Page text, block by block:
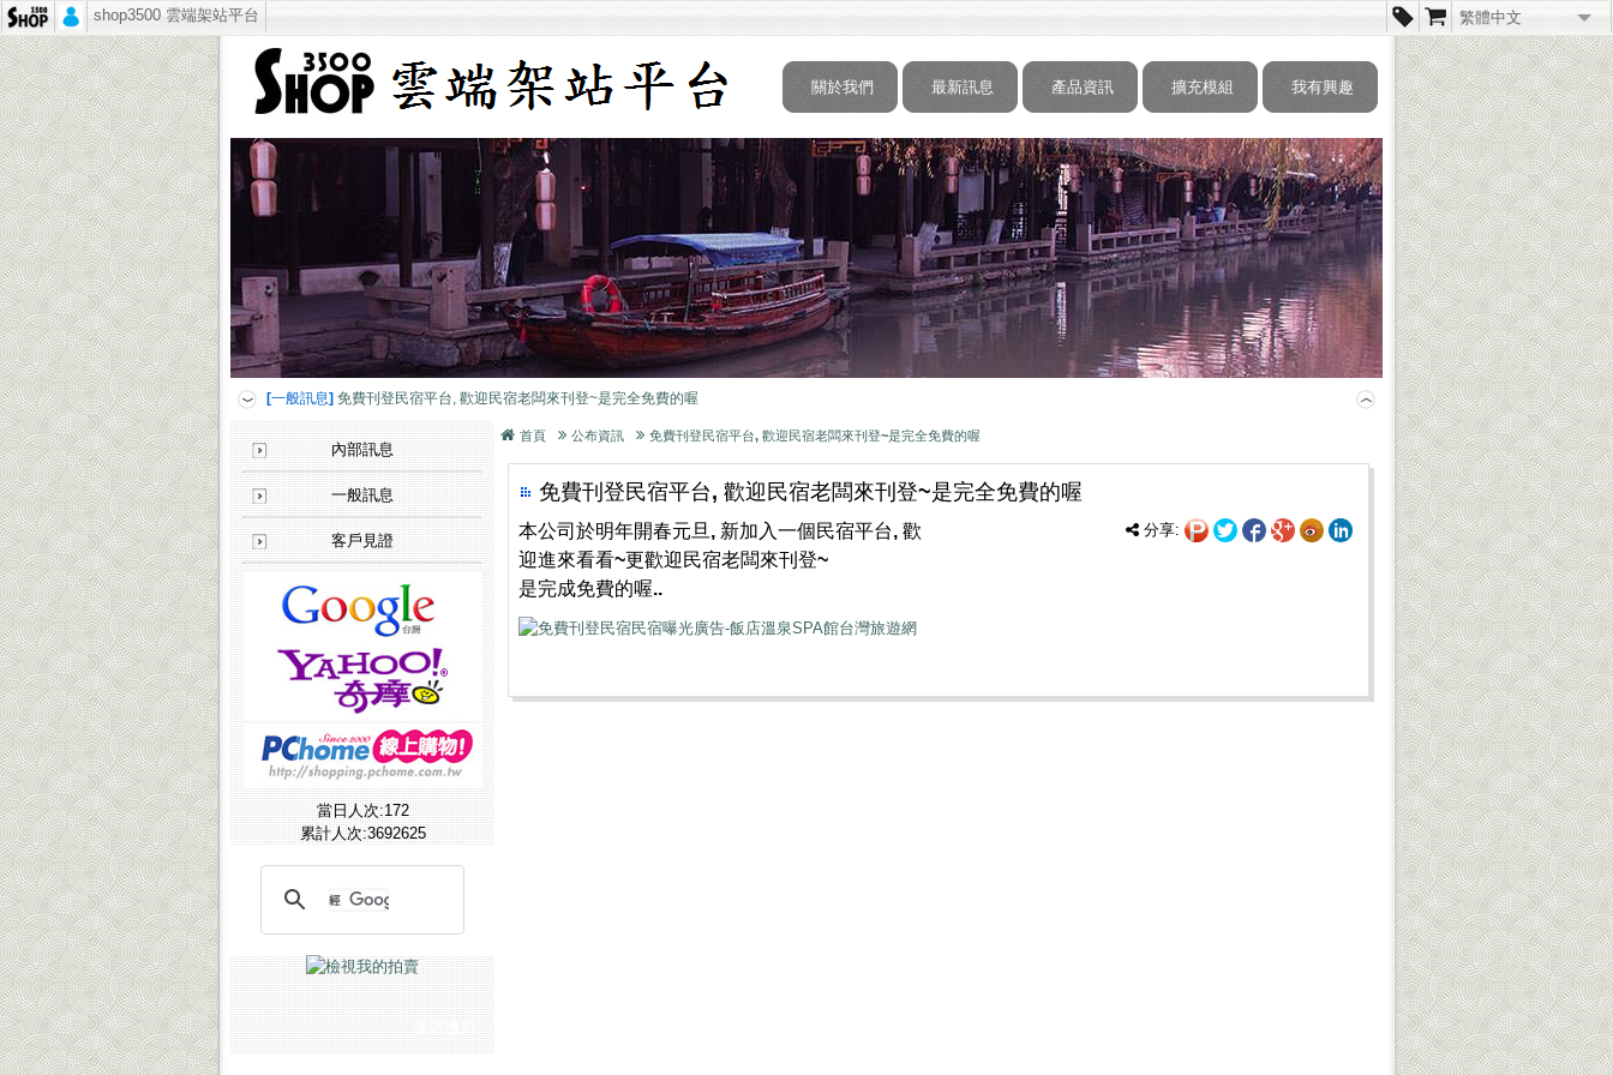
shop3500 雲端架站平台 繁體中文
简体中文
English
關於我們 最新訊息 產品資訊 擴充模組 我有興趣
讓人產生疑慮的客戶？公司企業形象官網是很重要的.
[一般訊息]免費刊登民宿平台, 歡迎民宿老闆來刊登~是完全免費的喔
煥采企業-藝人潘慧如愛好見證
[客戶見證]
CCK SHOP軍用禮品-媒體報導
[客戶見證]
讓人產生疑慮的客戶？公司企業形象官網是很重要的.
[一般訊息] 免費刊登民宿平台, 歡迎民宿老闆來刊登~是完全免費的喔
[客戶見證]煥采企業-藝人潘慧如愛好見證
[客戶見證]CCK SHOP軍用禮品-媒體報導
[客戶見證]讓人產生疑慮的客戶？公司企業形象官網是很重要的.
[一般訊息]免費刊登民宿平台, 歡迎民宿老闆來刊登~是完全免費的喔
[客戶見證]煥采企業-藝人潘慧如愛好見證
CCK SHOP軍用禮品-媒體報導
內部訊息
一般訊息
客戶見證
當日人次:172
累計人次:3692625
匯款通知
首頁 公布資訊 免費刊登民宿平台, 歡迎民宿老闆來刊登~是完全免費的喔
免費刊登民宿平台, 歡迎民宿老闆來刊登~是完全免費的喔
分享:
本公司於明年開春元旦, 新加入一個民宿平台, 歡
迎進來看看~更歡迎民宿老闆來刊登~
是完成免費的喔..